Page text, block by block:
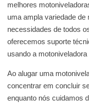
melhores
uma ampla variedade
necessidades de todos
oferecemos suporte
usando a
Ao alugar uma
concentrar em concluir
enquanto nós cuidamos